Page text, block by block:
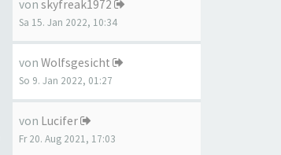
von skyfreak1972
Sa 15. Jan 2022, 10:34
von Wolfsgesicht
So 9. Jan 2022, 01:27
von Lucifer
Fr 20. Aug 2021, 17:03